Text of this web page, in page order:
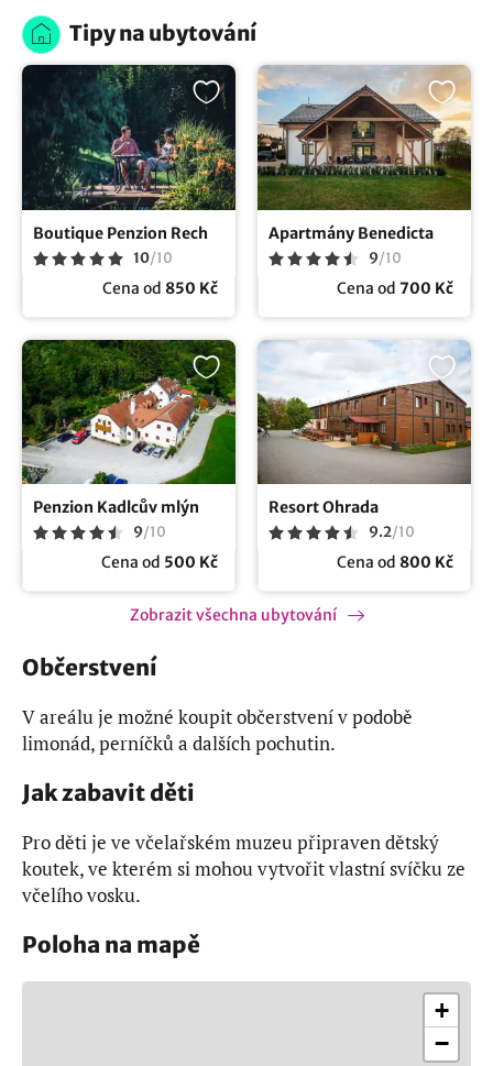
Tipy na ubytování
Boutique Penzion Rech
10/10
Cena od 850 Kč
Apartmány Benedicta
9/10
Cena od 700 Kč
Penzion Kadlcův mlýn
9/10
Cena od 500 Kč
Resort Ohrada
9.2/10
Cena od 800 Kč
Zobrazit všechna ubytování
Občerstvení
V areálu je možné koupit občerstvení v podobě
limonád, perníčků a dalších pochutin.
Jak zabavit děti
Pro děti je ve včelařském muzeu připraven dětský
koutek, ve kterém si mohou vytvořit vlastní svíčku ze
včelího vosku.
Poloha na mapě
+
−